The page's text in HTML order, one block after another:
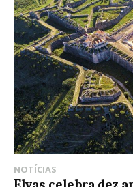
NOTÍCIAS